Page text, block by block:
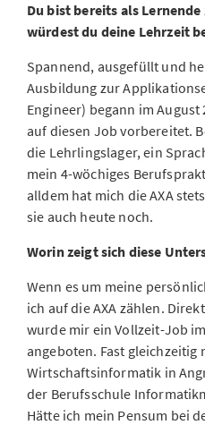
Du bist bereits als Lernende
würdest du deine Lehrzeit
Spannend, ausgefüllt und
Ausbildung zur
Engineer) begann im
auf diesen Job vorbereitet.
die Lehrlingslager, ein
mein 4-wöchiges
alldem hat mich die AXA
sie auch heute noch.
Worin zeigt sich diese
Wenn es um meine
ich auf die AXA zählen.
wurde mir ein Vollzeit-Job
angeboten. Fast gleichzeitig
Wirtschaftsinformatik in
der Berufsschule
Hätte ich mein Pensum bei